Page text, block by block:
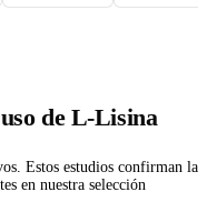
de L-Lisina
Estos estudios confirman la
en nuestra selección